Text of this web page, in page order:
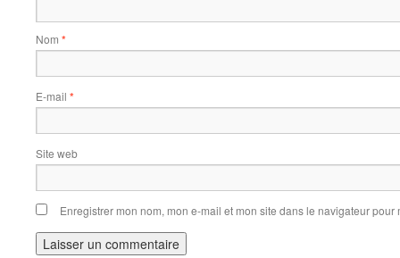
Nom *
E-mail *
Site web
Enregistrer mon nom, mon e-mail et mon site dans le navigateur